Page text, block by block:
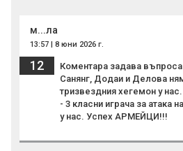
м...ла
13:57 | 8 юни 2026 г.
12
Коментара задава
Санянг, Додаи и Делова
тризвездния хегемон у
- 3 класни играча за атака
у нас. Успех АРМЕЙЦИ!!!